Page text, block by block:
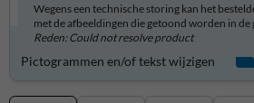
Wegens een technische storing kan het
met de afbeeldingen die getoond worden in de
Reden: Could not resolve product
Verkeersbord zelf aanpassen?
Pictogrammen en/of tekst wijzigen